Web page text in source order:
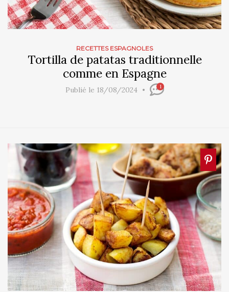
RECETTES ESPAGNOLES
Tortilla de patatas traditionnelle
comme en Espagne
Publié le 18/08/2024 1